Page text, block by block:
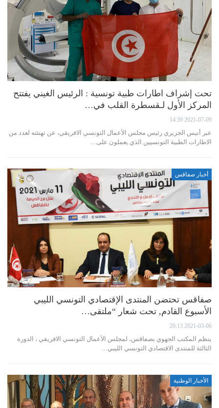
تحت إشراف اطارات طبية تونسية : الرئيس الغيني يفتتح
المركز الأول لـقسطرة القلب في…
2021-07-09 14:39
عبر أنيس الجزيري رئيس مجلس الأعمال التونسي الافريقي، عن تهنئته لعدد من
الاطارات الطبية التونسيين الذي يعملون على…
أخبار صفاقس
صفاقس تحتضن المنتدى الإقتصادي التونسي الليبي
الأسبوع القادم, تحت شعار “ملتقى…
2021-03-06 20:13
ينظم المكتب الجهوي بصفاقس، لمجلس الأعمال التونسي الافريقي ، الدورة
الثالثة للمنتدى الاقتصادي التونسي الليبي…
الأخبار الوطنية